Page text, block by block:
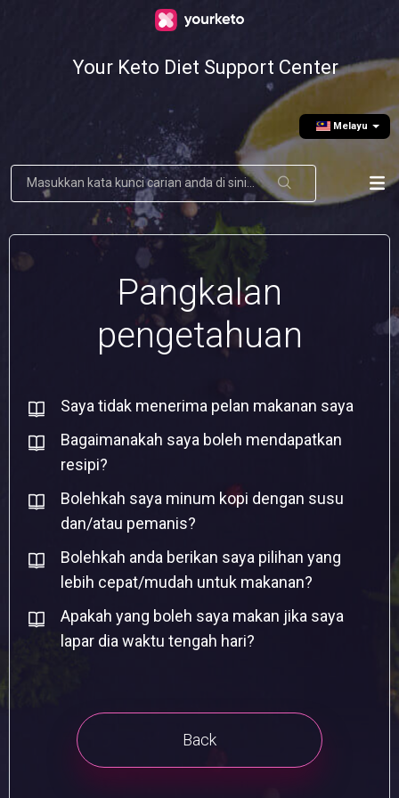
Your Keto Diet Support Center
Melayu
Pangkalan
pengetahuan
Saya tidak menerima pelan makanan saya
Bagaimanakah saya boleh mendapatkan
resipi?
Bolehkah saya minum kopi dengan susu
dan/atau pemanis?
Bolehkah anda berikan saya pilihan yang
lebih cepat/mudah untuk makanan?
Apakah yang boleh saya makan jika saya
lapar dia waktu tengah hari?
Back